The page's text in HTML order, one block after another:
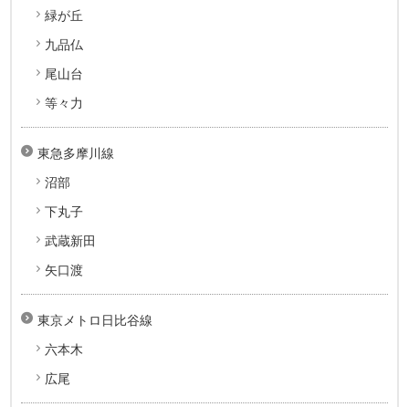
緑が丘
九品仏
尾山台
等々力
東急多摩川線
沼部
下丸子
武蔵新田
矢口渡
東京メトロ日比谷線
六本木
広尾